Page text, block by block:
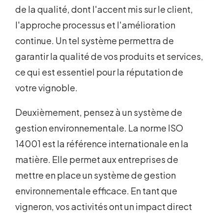
de la qualité, dont l'accent mis sur le client,
l'approche processus et l'amélioration
continue. Un tel système permettra de
garantir la qualité de vos produits et services,
ce qui est essentiel pour la réputation de
votre vignoble.
Deuxièmement, pensez à un système de
gestion environnementale. La norme ISO
14001 est la référence internationale en la
matière. Elle permet aux entreprises de
mettre en place un système de gestion
environnementale efficace. En tant que
vigneron, vos activités ont un impact direct